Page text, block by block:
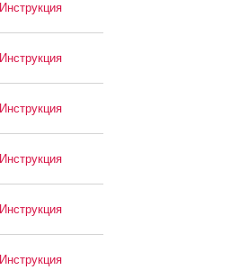
Инструкция
Инструкция
Инструкция
Инструкция
Инструкция
Инструкция